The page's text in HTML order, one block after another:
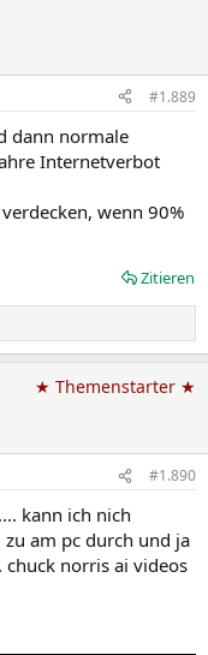
#1.889
dann normale
Internetverbot
wenn 90%
Zitieren
★ Themenstarter ★
#1.890
kann ich nich
am pc durch und ja
norris ai videos